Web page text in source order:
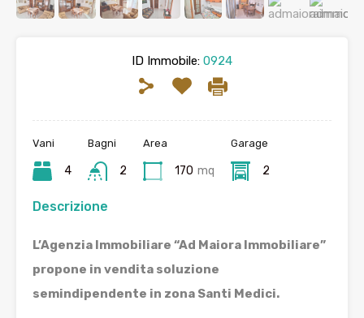
ID Immobile: 0924
Vani
4
Bagni
2
Area
170 mq
Garage
2
Descrizione
L’Agenzia Immobiliare “Ad Maiora Immobiliare”
propone in vendita soluzione
semindipendente in zona Santi Medici.